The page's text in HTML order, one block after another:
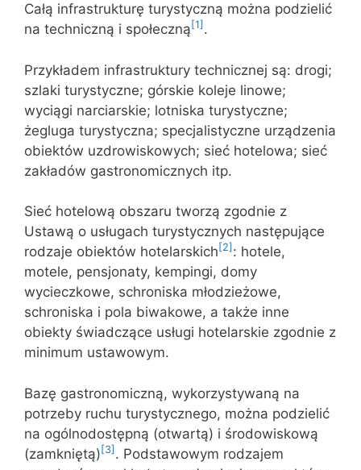
Całą infrastrukturę turystyczną można podzielić
na techniczną i społeczną [1] .
Przykładem infrastruktury technicznej są: drogi;
szlaki turystyczne; górskie koleje linowe;
wyciągi narciarskie; lotniska turystyczne;
żegluga turystyczna; specjalistyczne urządzenia
obiektów uzdrowiskowych; sieć hotelowa; sieć
zakładów gastronomicznych itp.
Sieć hotelową obszaru tworzą zgodnie z
Ustawą o usługach turystycznych następujące
rodzaje obiektów hotelarskich [2] : hotele,
motele, pensjonaty, kempingi, domy
wycieczkowe, schroniska młodzieżowe,
schroniska i pola biwakowe, a także inne
obiekty świadczące usługi hotelarskie zgodnie z
minimum ustawowym.
Bazę gastronomiczną, wykorzystywaną na
potrzeby ruchu turystycznego, można podzielić
na ogólnodostępną (otwartą) i środowiskową
(zamkniętą)[3] . Podstawowym rodzajem